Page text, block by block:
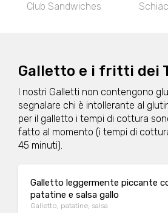
Club Sandwiches
Galletto e i fritti dei
I nostri Galletti non contengono
segnalare chi è intollerante al
per il galletto i tempi di cottura
fatto al momento (i tempi di
45 minuti).
Galletto leggermente piccante
patatine e salsa gallo
Galletto, patatine, salsa